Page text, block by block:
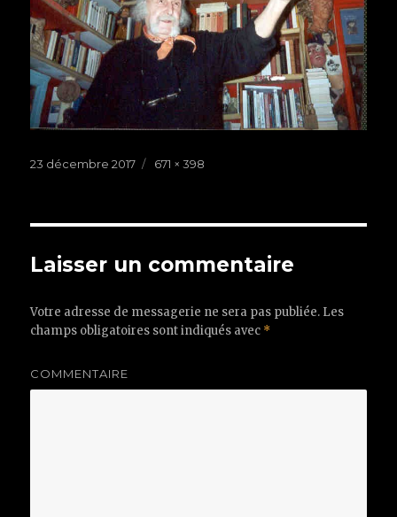
Publié
23 décembre 2017
Taille
671 × 398
Laisser un commentaire
Votre adresse de messagerie ne sera pas publiée. Les
champs obligatoires sont indiqués avec *
COMMENTAIRE